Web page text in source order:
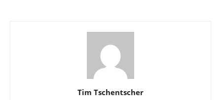
Tim Tschentscher